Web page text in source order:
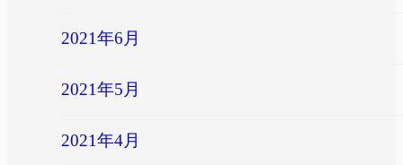
2021年6月
2021年5月
2021年4月